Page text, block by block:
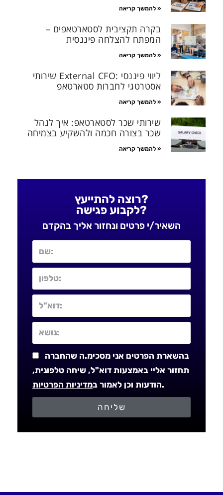
להמשך קריאה »
בקרה תקציבית לסטארטאפים –
המפתח להצלחה פיננסית
להמשך קריאה »
שירותי External CFO: ליווי פיננסי
אסטרטגי לחברות סטארטאפ
להמשך קריאה »
שירותי שכר לסטארטאפ: איך לנהל
שכר בצורה חכמה ולהשקיע בצמיחה
להמשך קריאה »
רוצה להתייעץ?
לקבוע פגישה?
השאיר/י פרטים ונחזור אליך בהקדם
בהשארת הפרטים אני מסכימ.ה שהחברה
תחזור אליי באמצעות דוא"ל, שיחה טלפונית,
הודעות וכן לאמור במדיניות הפרטיות .
שליחה